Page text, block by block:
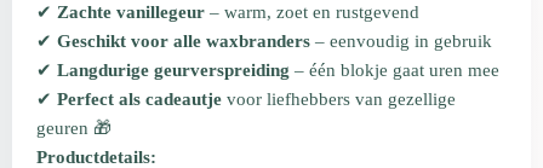
✔ Zachte vanillegeur – warm, zoet en rustgevend
✔ Geschikt voor alle waxbranders – eenvoudig in gebruik
✔ Langdurige geurverspreiding – één blokje gaat uren mee
✔ Perfect als cadeautje voor liefhebbers van gezellige
geuren 🎁
Productdetails: